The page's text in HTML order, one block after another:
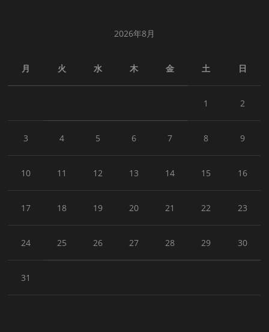
2026年8月
月 火 水 木 金 土 日
1 2
3 4 5 6 7 8 9
10 11 12 13 14 15 16
17 18 19 20 21 22 23
24 25 26 27 28 29 30
31